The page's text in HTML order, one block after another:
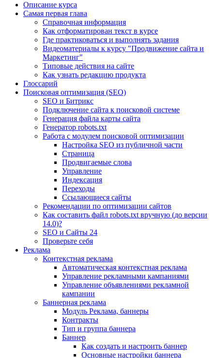
Описание курса
Самая первая глава
Справочная информация
Как отформатирован текст в курсе
Где практиковаться и выполнять задания
Видеоматериалы к курсу "Продвижение сайта и
Маркетинг"
Типовые действия на сайте
Как узнать редакцию продукта
Глоссарий
Поисковая оптимизация (SEO)
SEO и Битрикс
Подключение сайта к поисковой системе
Генерация файла карты сайта
Генератор robots.txt
Работа с модулем поисковой оптимизации
Настройка SEO из публичной части
Страница
Продвигаемые слова
Управление
Индексация
Переходы
Ссылающиеся сайты
Рекомендации по оптимизации сайтов
Как составить файл robots.txt вручную (до версии
14.0)?
SEO и Сайты 24
Проверьте себя
Реклама
Контекстная реклама
Автоматическая контекстная реклама
Управление рекламными кампаниями
Управление объявлениями рекламной
кампании
Баннерная реклама
Модуль Реклама, баннеры
Контракты
Тип и группа баннера
Баннер
Как создать и настроить баннер
Основные настройки баннера